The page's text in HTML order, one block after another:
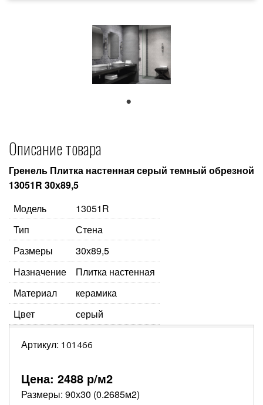
Описание товара
Гренель Плитка настенная серый темный обрезной
13051R 30х89,5
Модель
13051R
Тип
Стена
Размеры
30х89,5
Назначение
Плитка настенная
Материал
керамика
Цвет
серый
Артикул: 101466
Цена: 2488 р/м2
Размеры: 90х30 (0.2685м2)